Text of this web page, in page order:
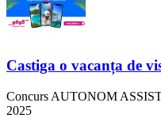
Castiga o vacanța de
Concurs AUTONOM
2025